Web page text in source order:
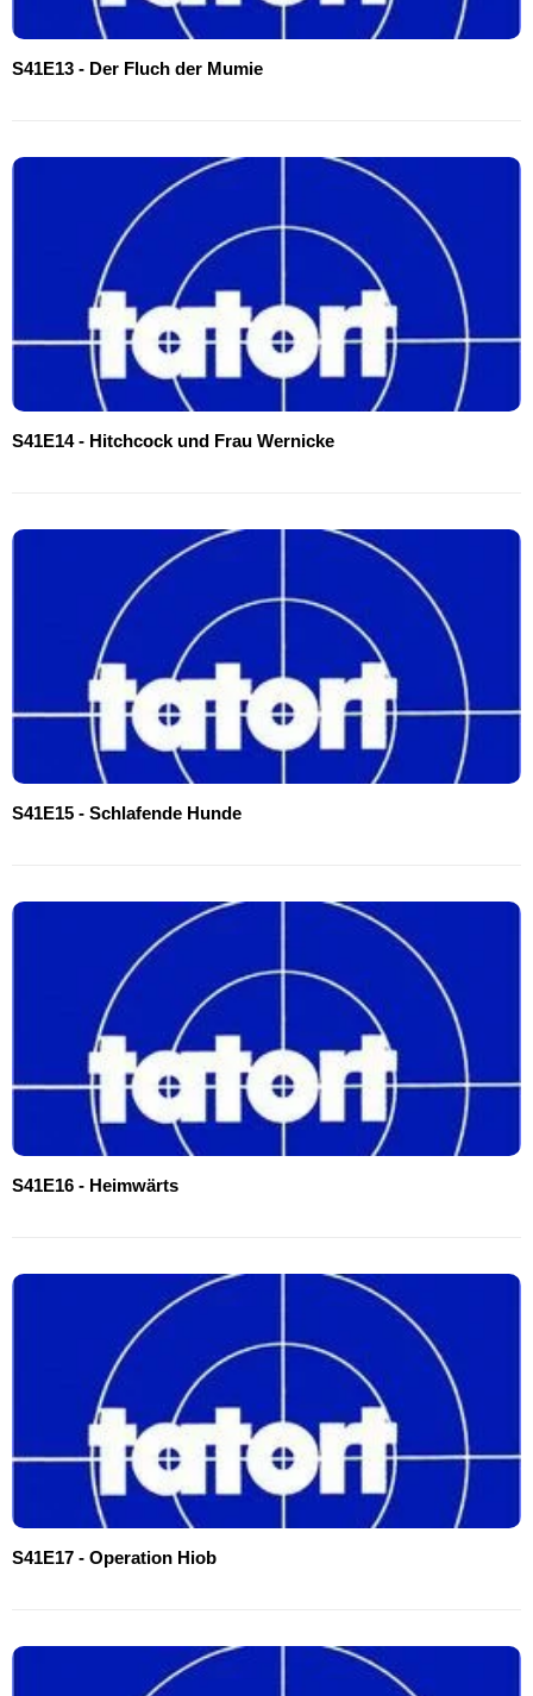
S41E13 - Der Fluch der Mumie
S41E14 - Hitchcock und Frau Wernicke
S41E15 - Schlafende Hunde
S41E16 - Heimwärts
S41E17 - Operation Hiob